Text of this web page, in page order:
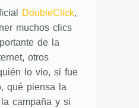
DoubleClick,
muchos clics
de la
otros
lo vio, si fue
qué piensa la
campaña y si